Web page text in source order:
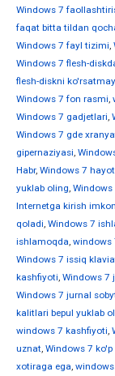
Windows 7
faqat bitta tildan
Windows 7 fayl tizimi,
Windows 7 flesh-
flesh-diskni
Windows 7 fon rasmi,
Windows 7 gadjetlari,
Windows 7 gde
gipernaziyasi,
Habr, Windows 7
yuklab oling,
Internetga kirish
qoladi, Windows 7
ishlamoqda, windows
Windows 7 issiq
kashfiyoti, Windows 7
Windows 7 jurnal
kalitlari bepul yuklab
windows 7 kashfiyoti,
uznat, Windows 7
xotiraga ega,